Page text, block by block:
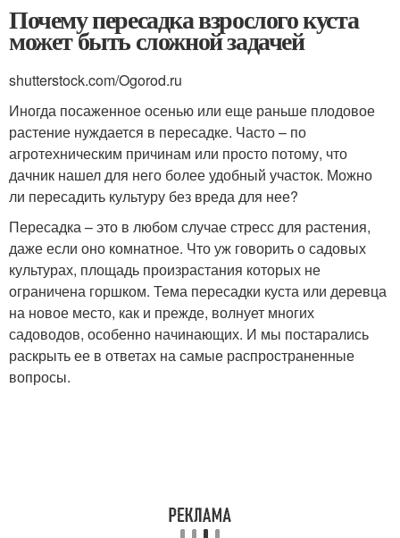
Почему пересадка взрослого куста
может быть сложной задачей
shutterstock.com/Ogorod.ru
Иногда посаженное осенью или еще раньше плодовое
растение нуждается в пересадке. Часто – по
агротехническим причинам или просто потому, что
дачник нашел для него более удобный участок. Можно
ли пересадить культуру без вреда для нее?
Пересадка – это в любом случае стресс для растения,
даже если оно комнатное. Что уж говорить о садовых
культурах, площадь произрастания которых не
ограничена горшком. Тема пересадки куста или деревца
на новое место, как и прежде, волнует многих
садоводов, особенно начинающих. И мы постарались
раскрыть ее в ответах на самые распространенные
вопросы.